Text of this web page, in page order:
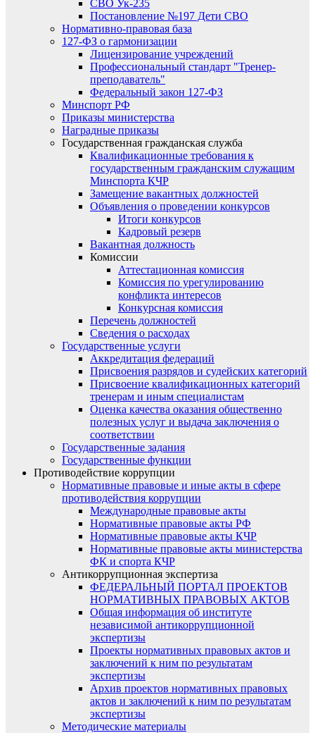
СВО Ук-235
Постановление №197 Дети СВО
Нормативно-правовая база
127-ФЗ о гармонизации
Лицензирование учреждений
Профессиональный стандарт "Тренер-
преподаватель"
Федеральный закон 127-ФЗ
Минспорт РФ
Приказы министерства
Наградные приказы
Государственная гражданская служба
Квалификационные требования к
государственным гражданским служащим
Минспорта КЧР
Замещение вакантных должностей
Объявления о проведении конкурсов
Итоги конкурсов
Кадровый резерв
Вакантная должность
Комиссии
Аттестационная комиссия
Комиссия по урегулированию
конфликта интересов
Конкурсная комиссия
Перечень должностей
Сведения о расходах
Государственные услуги
Аккредитация федераций
Присвоения разрядов и судейских категорий
Присвоение квалификационных категорий
тренерам и иным специалистам
Оценка качества оказания общественно
полезных услуг и выдача заключения о
соответствии
Государственные задания
Государственные функции
Противодействие коррупции
Нормативные правовые и иные акты в сфере
противодействия коррупции
Международные правовые акты
Нормативные правовые акты РФ
Нормативные правовые акты КЧР
Нормативные правовые акты министерства
ФК и спорта КЧР
Антикоррупционная экспертиза
ФЕДЕРАЛЬНЫЙ ПОРТАЛ ПРОЕКТОВ
НОРМАТИВНЫХ ПРАВОВЫХ АКТОВ
Общая информация об институте
независимой антикоррупционной
экспертизы
Проекты нормативных правовых актов и
заключений к ним по результатам
экспертизы
Архив проектов нормативных правовых
актов и заключений к ним по результатам
экспертизы
Методические материалы